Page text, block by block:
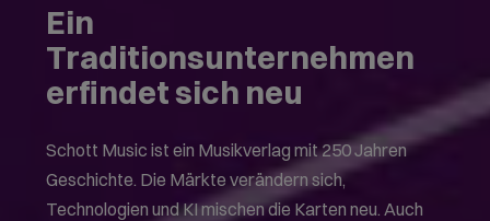
Ein
Traditionsunternehmen
erfindet sich neu
Schott Music ist ein Musikverlag mit 250 Jahren
Geschichte. Die Märkte verändern sich,
Technologien und KI mischen die Karten neu. Auch